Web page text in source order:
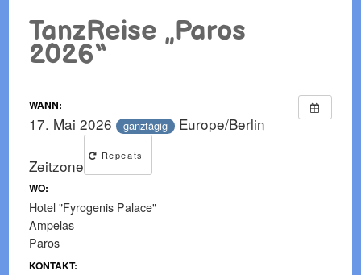
TanzReise „Paros
2026“
WANN:
17. Mai 2026 ganztägig Europe/Berlin
Zeitzone
Repeats
WO:
Hotel "Fyrogenis Palace"
Ampelas
Paros
KONTAKT: